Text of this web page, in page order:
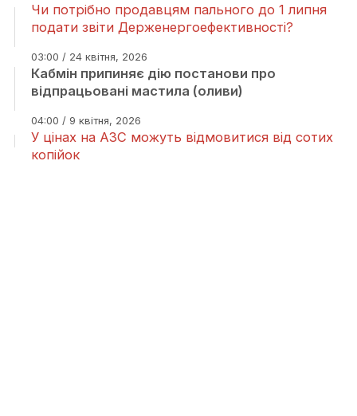
Чи потрібно продавцям пального до 1 липня
подати звіти Держенергоефективності?
03:00 / 24 квітня, 2026
Кабмін припиняє дію постанови про
відпрацьовані мастила (оливи)
04:00 / 9 квітня, 2026
У цінах на АЗС можуть відмовитися від сотих
копійок